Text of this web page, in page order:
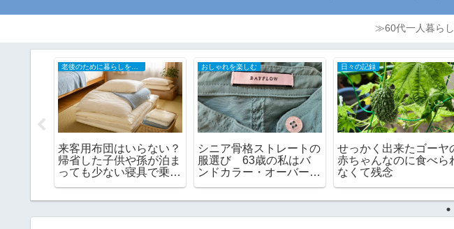
≫60代一人暮ら
老後のために暮らしを小さく
来客用布団はいらない？
帰省した子供や孫が泊ま
っても少ない寝具で乗り
おしゃれを楽しむ
シニア骨格ストレートの
服選び 63歳の私はバ
ンドカラー・オーバーサ
日々の記録
せっかく出来たゴーヤ
赤ちゃんなのに食べら
なくて残念